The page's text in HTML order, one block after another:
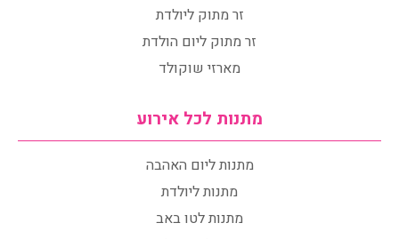
זר מתוק ליולדת
זר מתוק ליום הולדת
מארזי שוקולד
מתנות לכל אירוע
מתנות ליום האהבה
מתנות ליולדת
מתנות לטו באב